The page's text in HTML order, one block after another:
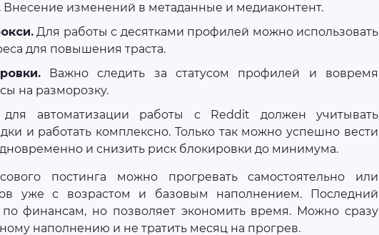
Внесение изменений в метаданные и медиаконтент.
Для работы с десятками профилей можно использовать
для повышения траста.
Важно следить за статусом профилей и вовремя
на разморозку.
автоматизации работы с Reddit должен учитывать
и работать комплексно. Только так можно успешно вести
и снизить риск блокировки до минимума.
постинга можно прогревать самостоятельно или
уже с возрастом и базовым наполнением. Последний
по финансам, но позволяет экономить время. Можно сразу
наполнению и не тратить месяц на прогрев.